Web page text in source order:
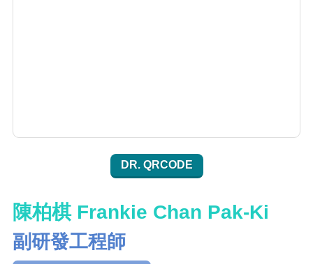
DR. QRCODE
陳柏棋 Frankie Chan Pak-Ki
副研發工程師